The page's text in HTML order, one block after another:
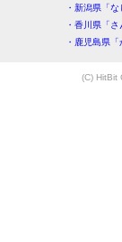
・新潟県「
・香川県「
・鹿児島県
(C) HitBit